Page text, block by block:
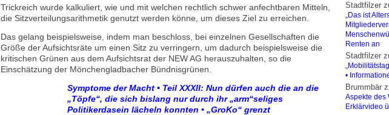
Trickreich wurde kalkuliert, wie und mit welchen rechtlich schwer anfechtbaren Mitteln,
die Sitzverteilungsarithmetik genutzt werden könne, um dieses Ziel zu erreichen.
Das gelang beispielsweise, indem man beschloss, bei einzelnen Gesellschaften die
Größe der Aufsichtsräte um einen Sitz zu verringern, um dadurch beispielsweise die
kritischen Grünen aus dem Aufsichtsrat der NEW AG herauszuhalten, so die
Einschätzung der Mönchengladbacher Bündnisgrünen.
Symptome der Macht • Teil XXXII: Nun dürfen auch die an die
„Töpfe“, die sich bislang nur durch ihr „arm“seliges
Politikerdasein lächeln konnten • „GroKo“ grenzt
Stadtfilzer
„Das ist
Renten an
Stadtfilzer
•
Brummbär
Aspekte des
Erklärvideo